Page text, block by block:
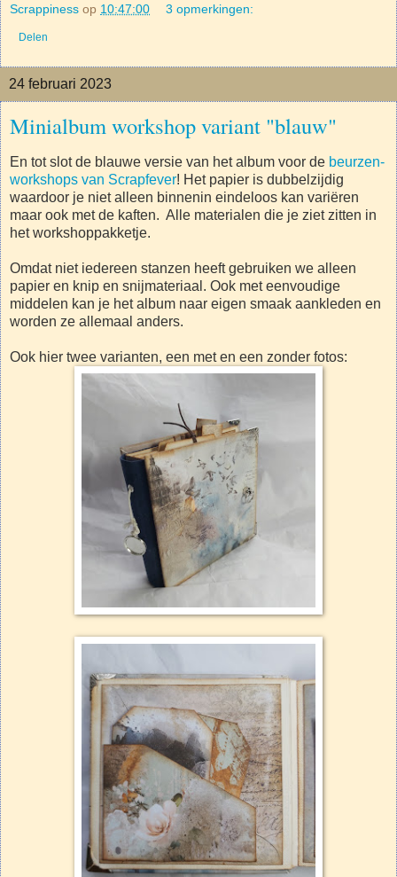
Scrappiness op 10:47:00 3 opmerkingen:
Delen
24 februari 2023
Minialbum workshop variant "blauw"
En tot slot de blauwe versie van het album voor de beurzen-
workshops van Scrapfever! Het papier is dubbelzijdig
waardoor je niet alleen binnenin eindeloos kan variëren
maar ook met de kaften. Alle materialen die je ziet zitten in
het workshoppakketje.
Omdat niet iedereen stanzen heeft gebruiken we alleen
papier en knip en snijmateriaal. Ook met eenvoudige
middelen kan je het album naar eigen smaak aankleden en
worden ze allemaal anders.
Ook hier twee varianten, een met en een zonder fotos: